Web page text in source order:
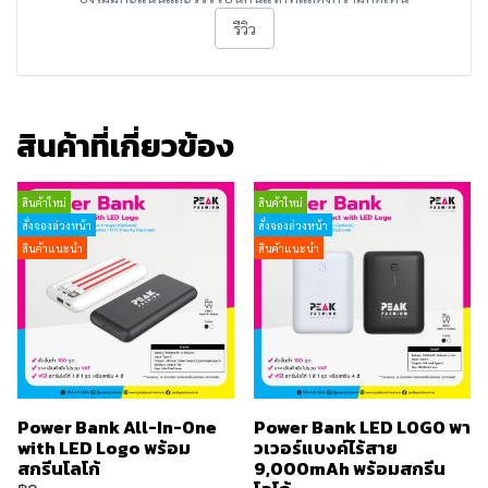
รีวิว
สินค้าที่เกี่ยวข้อง
สินค้าใหม่
สั่งจองล่วงหน้า
สินค้าแนะนำ
Power Bank All-In-One
with LED Logo พร้อม
สกรีนโลโก้
สินค้าใหม่
สั่งจองล่วงหน้า
สินค้าแนะนำ
Power Bank LED LOGO พา
วเวอร์แบงค์ไร้สาย
9,000mAh พร้อมสกรีน